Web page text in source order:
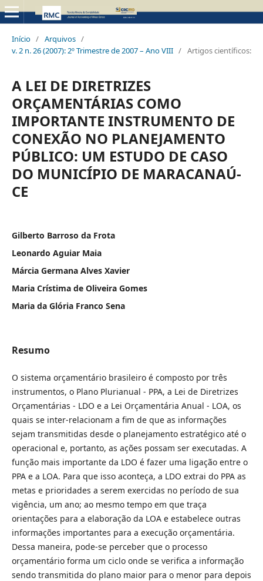
Início / Arquivos /
v. 2 n. 26 (2007): 2º Trimestre de 2007 – Ano VIII / Artigos científicos:
A LEI DE DIRETRIZES
ORÇAMENTÁRIAS COMO
IMPORTANTE INSTRUMENTO DE
CONEXÃO NO PLANEJAMENTO
PÚBLICO: UM ESTUDO DE CASO
DO MUNICÍPIO DE MARACANAÚ-
CE
Gilberto Barroso da Frota
Leonardo Aguiar Maia
Márcia Germana Alves Xavier
Maria Crístima de Oliveira Gomes
Maria da Glória Franco Sena
Resumo
O sistema orçamentário brasileiro é composto por três
instrumentos, o Plano Plurianual - PPA, a Lei de Diretrizes
Orçamentárias - LDO e a Lei Orçamentária Anual - LOA, os
quais se inter-relacionam a fim de que as informações
sejam transmitidas desde o planejamento estratégico até o
operacional e, portanto, as ações possam ser executadas. A
função mais importante da LDO é fazer uma ligação entre o
PPA e a LOA. Para que isso aconteça, a LDO extrai do PPA as
metas e prioridades a serem exercidas no período de sua
vigência, um ano; ao mesmo tempo em que traça
orientações para a elaboração da LOA e estabelece outras
informações importantes para a execução orçamentária.
Dessa maneira, pode-se perceber que o processo
orçamentário forma um ciclo onde se verifica a informação
sendo transmitida do plano maior para o menor para depois